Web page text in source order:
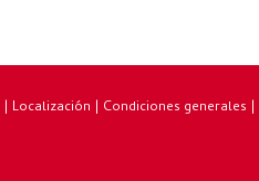
| Localización | Condiciones generales |